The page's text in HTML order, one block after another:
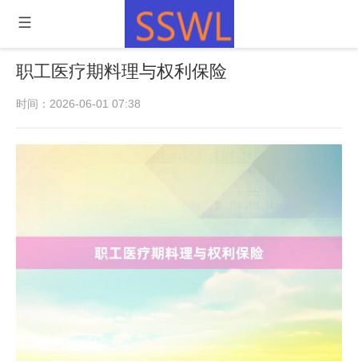
职工医疗期料理与权利保险
时间：2026-06-01 07:38